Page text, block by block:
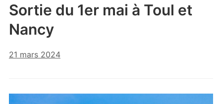
Sortie du 1er mai à Toul et
Nancy
21 mars 2024